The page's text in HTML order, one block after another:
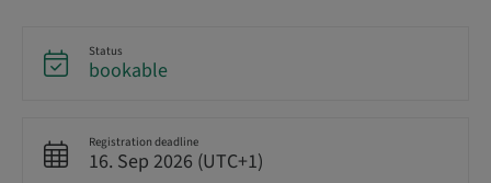
Status
bookable
Registration deadline
16. Sep 2026 (UTC+1)